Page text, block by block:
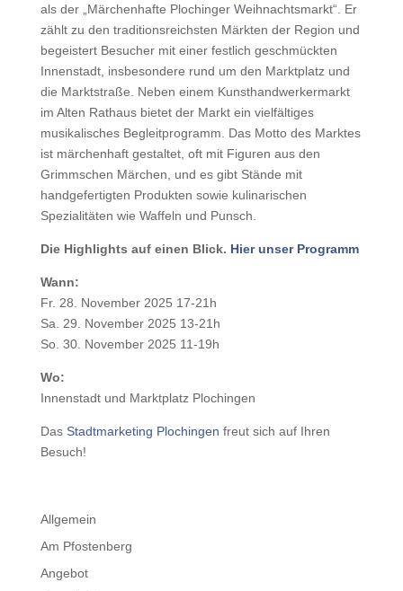
als der „Märchenhafte Plochinger Weihnachtsmarkt“. Er
zählt zu den traditionsreichsten Märkten der Region und
begeistert Besucher mit einer festlich geschmückten
Innenstadt, insbesondere rund um den Marktplatz und
die Marktstraße. Neben einem Kunsthandwerkermarkt
im Alten Rathaus bietet der Markt ein vielfältiges
musikalisches Begleitprogramm. Das Motto des Marktes
ist märchenhaft gestaltet, oft mit Figuren aus den
Grimmschen Märchen, und es gibt Stände mit
handgefertigten Produkten sowie kulinarischen
Spezialitäten wie Waffeln und Punsch.
Die Highlights auf einen Blick. Hier unser Programm
Wann:
Fr. 28. November 2025 17-21h
Sa. 29. November 2025 13-21h
So. 30. November 2025 11-19h
Wo:
Innenstadt und Marktplatz Plochingen
Das Stadtmarketing Plochingen freut sich auf Ihren
Besuch!
Allgemein
Am Pfostenberg
Angebot